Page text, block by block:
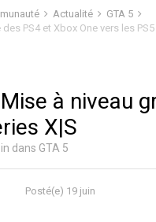
Actualité
GTA 5
PS4 et Xbox One vers les
à niveau
X|S
dans GTA 5
Posté(e) 19 juin